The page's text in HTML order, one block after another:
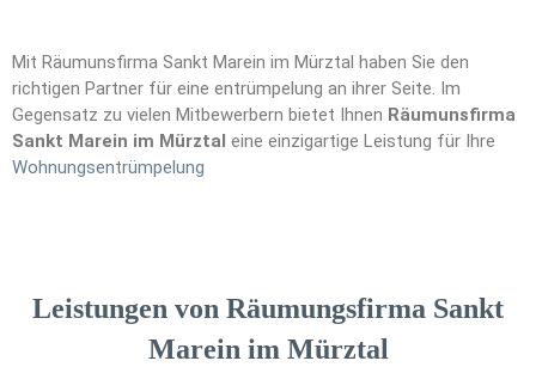
Mit Räumunsfirma Sankt Marein im Mürztal haben Sie den
richtigen Partner für eine entrümpelung an ihrer Seite. Im
Gegensatz zu vielen Mitbewerbern bietet Ihnen Räumunsfirma
Sankt Marein im Mürztal eine einzigartige Leistung für Ihre
Wohnungsentrümpelung
Leistungen von Räumungsfirma Sankt
Marein im Mürztal